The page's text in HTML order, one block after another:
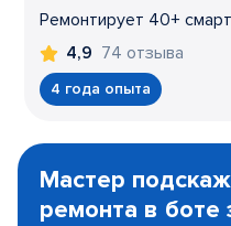
Ремонтирует 40+
4,9 74 отзыва
4 года опыта
1
Мастер
ремонта в боте